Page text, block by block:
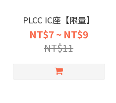
PLCC IC座【限量】
NT$7 ~ NT$9
NT$11